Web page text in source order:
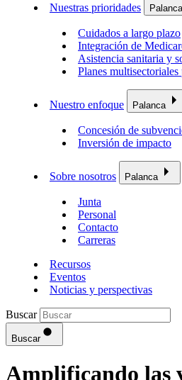
Nuestras prioridades Palanca
Cuidados a largo plazo
Integración de
Asistencia sanitaria y
Planes
Nuestro enfoque Palanca
Concesión de
Inversión de impacto
Sobre nosotros Palanca
Junta
Personal
Contacto
Carreras
Recursos
Eventos
Noticias y perspectivas
Buscar
Buscar
Amplificando las